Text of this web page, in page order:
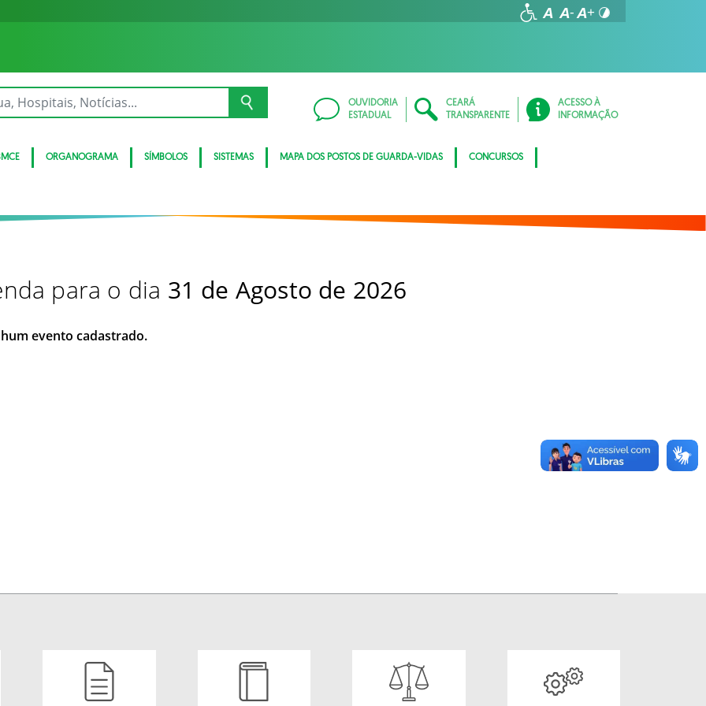
OUVIDORIA
ESTADUAL
CEARÁ
TRANSPARENTE
ACESSO À
INFORMAÇÃO
ORGANOGRAMA SÍMBOLOS SISTEMAS MAPA DOS POSTOS DE GUARDA-VIDAS CONCURSOS
para o dia 31 de Agosto de 2026
evento cadastrado.